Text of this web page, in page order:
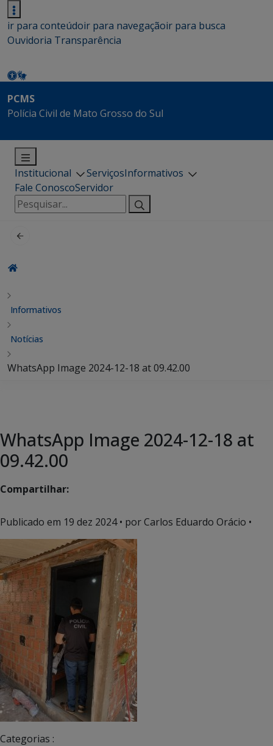
ir para conteúdoir para navegaçãoir para busca
Ouvidoria Transparência
PCMS
Polícia Civil de Mato Grosso do Sul
Institucional ServiçosInformativos
Fale ConoscoServidor
Pesquisar
por:
Informativos
Notícias
WhatsApp Image 2024-12-18 at 09.42.00
WhatsApp Image 2024-12-18 at
09.42.00
Compartilhar:
Publicado em 19 dez 2024• por Carlos Eduardo Orácio •
Categorias :